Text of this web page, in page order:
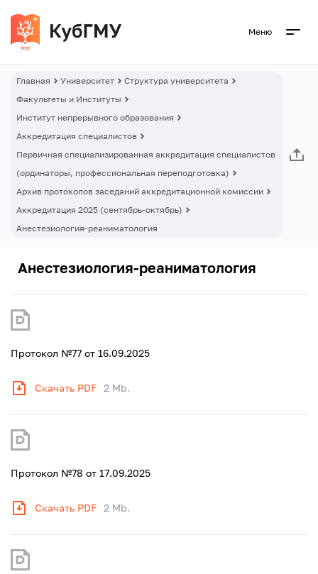
Меню
Главная Университет
Структура университета
Факультеты и Институты
Институт непрерывного образования
Аккредитация специалистов
Первичная специализированная аккредитация специалистов
(ординаторы, профессиональная переподготовка)
Архив протоколов заседаний аккредитационной комиссии
Аккредитация 2025 (сентябрь-октябрь)
Анестезиология-реаниматология
Анестезиология-реаниматология
Протокол №77 от 16.09.2025
Скачать PDF 2 Mb.
Протокол №78 от 17.09.2025
Скачать PDF 2 Mb.